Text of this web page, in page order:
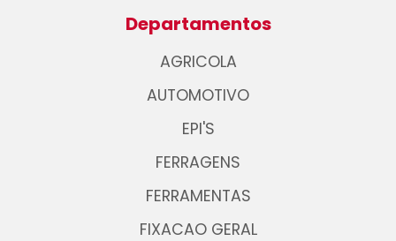
Departamentos
AGRICOLA
AUTOMOTIVO
EPI'S
FERRAGENS
FERRAMENTAS
FIXACAO GERAL